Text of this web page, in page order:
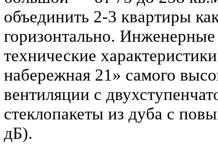
объединить 2-3 квартиры
горизонтально.
технические
набережная 21» самого
вентиляции с
стеклопакеты из дуба с
дБ).